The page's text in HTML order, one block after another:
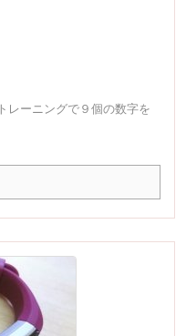
レーニングで９個の数字を